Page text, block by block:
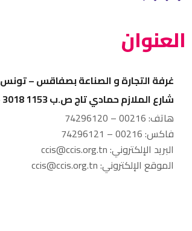
العنوان
غرفة التجارة و الصناعة بصفاقس – تونس
شارع الملازم حمادي تاج ص.ب 1153 3018 – صفاقس تونس
هاتف: 00216 – 74296120
فاكس: 00216 – 74296121
البريد الإلكتروني: ccis@ccis.org.tn
الموقع الإلكتروني: ccis@ccis.org.tn